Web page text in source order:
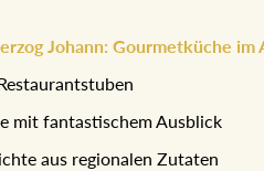
Johann: Gourmetküche im
mit fantastischem Ausblick
aus regionalen Zutaten